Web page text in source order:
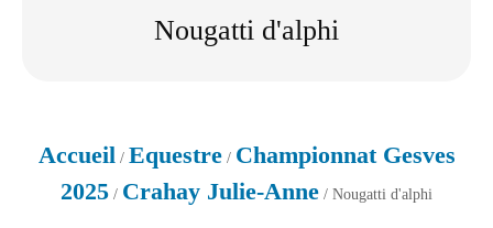
Nougatti d'alphi
Accueil / Equestre/ Championnat Gesves
2025 / Crahay Julie-Anne / Nougatti d'alphi